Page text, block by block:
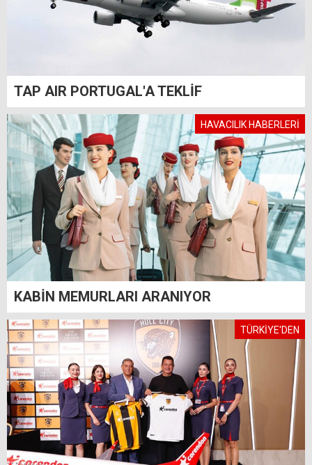
TAP AIR PORTUGAL'A TEKLİF
HAVACILIK HABERLERİ
KABİN MEMURLARI ARANIYOR
TÜRKİYE'DEN